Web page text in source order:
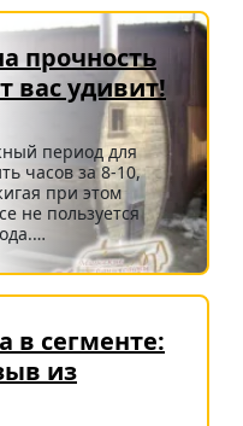
прочность
вас удивит!
период для
часов за 8-10,
при этом
не пользуется
в сегменте:
из